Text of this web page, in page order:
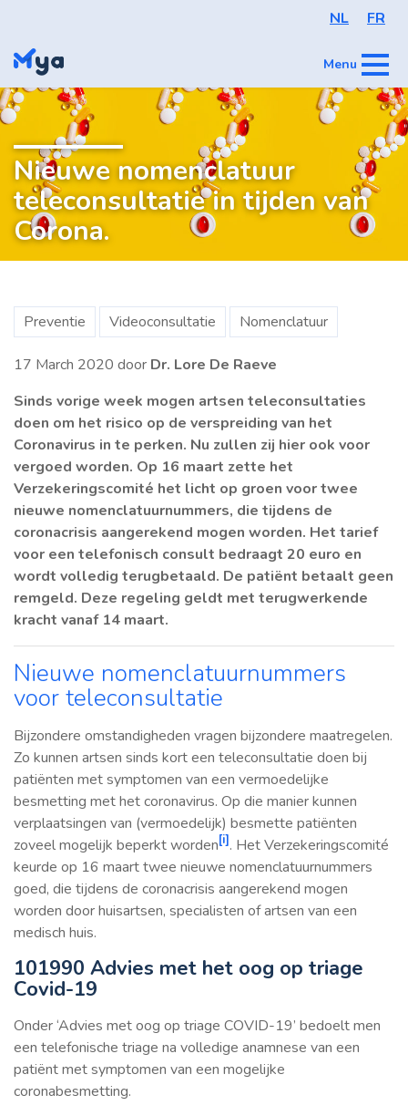
NL FR
Menu
Nieuwe nomenclatuur
teleconsultatie in tijden van
Corona.
Preventie Videoconsultatie Nomenclatuur
17 March 2020 door Dr. Lore De Raeve
Sinds vorige week mogen artsen teleconsultaties
doen om het risico op de verspreiding van het
Coronavirus in te perken. Nu zullen zij hier ook voor
vergoed worden. Op 16 maart zette het
Verzekeringscomité het licht op groen voor twee
nieuwe nomenclatuurnummers, die tijdens de
coronacrisis aangerekend mogen worden. Het tarief
voor een telefonisch consult bedraagt 20 euro en
wordt volledig terugbetaald. De patiënt betaalt geen
remgeld. Deze regeling geldt met terugwerkende
kracht vanaf 14 maart.
Nieuwe nomenclatuurnummers
voor teleconsultatie
Bijzondere omstandigheden vragen bijzondere maatregelen.
Zo kunnen artsen sinds kort een teleconsultatie doen bij
patiënten met symptomen van een vermoedelijke
besmetting met het coronavirus. Op die manier kunnen
verplaatsingen van (vermoedelijk) besmette patiënten
zoveel mogelijk beperkt worden[i]. Het Verzekeringscomité
keurde op 16 maart twee nieuwe nomenclatuurnummers
goed, die tijdens de coronacrisis aangerekend mogen
worden door huisartsen, specialisten of artsen van een
medisch huis.
101990 Advies met het oog op triage
Covid-19
Onder ‘Advies met oog op triage COVID-19’ bedoelt men
een telefonische triage na volledige anamnese van een
patiënt met symptomen van een mogelijke
coronabesmetting.